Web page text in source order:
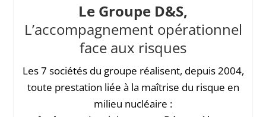
Le Groupe D&S,
L’accompagnement opérationnel
face aux risques
Les 7 sociétés du groupe réalisent, depuis 2004,
toute prestation liée à la maîtrise du risque en
milieu nucléaire :